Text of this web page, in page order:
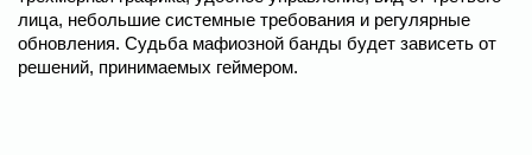
лица, небольшие системные требования и регулярные
обновления. Судьба мафиозной банды будет зависеть от
решений, принимаемых геймером.